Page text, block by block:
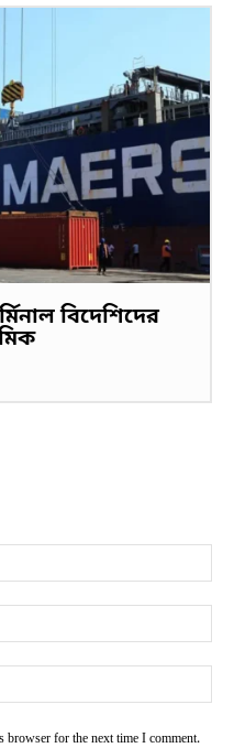
বিদেশিদের
browser for the next time I comment.